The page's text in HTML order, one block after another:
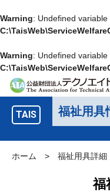
Warning: Undefined variable
Warning: Undefined variable
TAIS 福祉用具
ホーム > 福祉用具詳細
福